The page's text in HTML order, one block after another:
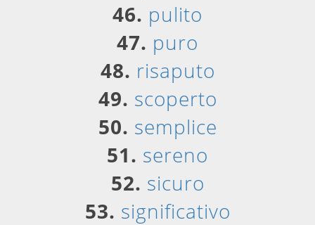
46. pulito
47. puro
48. risaputo
49. scoperto
50. semplice
51. sereno
52. sicuro
53. significativo